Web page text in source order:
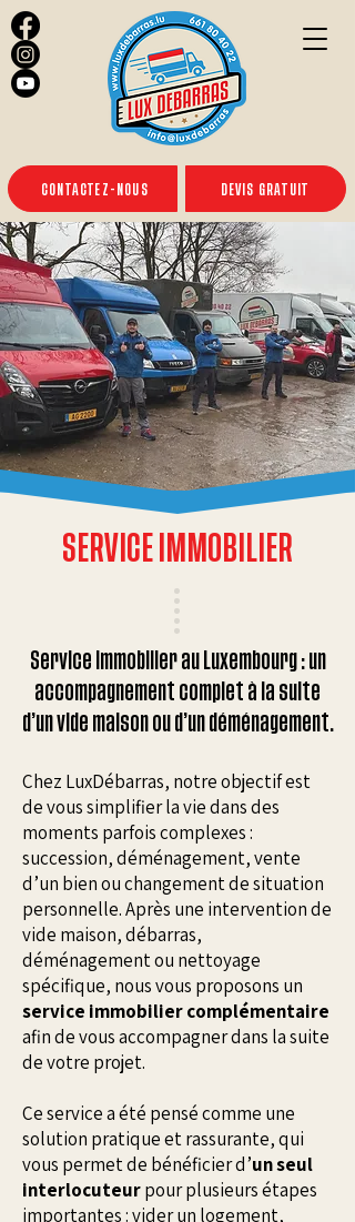
CONTACTEZ-NOUS DEVIS GRATUIT
SERVICE IMMOBILIER
Service immobilier au Luxembourg : un
accompagnement complet à la suite
d’un vide maison ou d’un déménagement.
Chez LuxDébarras, notre objectif est
de vous simplifier la vie dans des
moments parfois complexes :
succession, déménagement, vente
d’un bien ou changement de situation
personnelle. Après une intervention de
vide maison, débarras,
déménagement ou nettoyage
spécifique, nous vous proposons un
service immobilier complémentaire
afin de vous accompagner dans la suite
de votre projet.
Ce service a été pensé comme une
solution pratique et rassurante, qui
vous permet de bénéficier d’un seul
interlocuteurpour plusieurs étapes
importantes : vider un logement,